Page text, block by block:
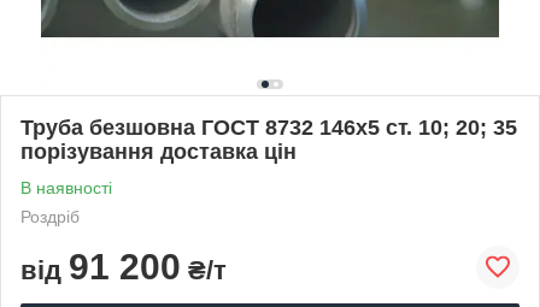
Труба безшовна ГОСТ 8732 146х5 ст. 10; 20; 35
порізування доставка цін
В наявності
Роздріб
від 91 200 ₴/т